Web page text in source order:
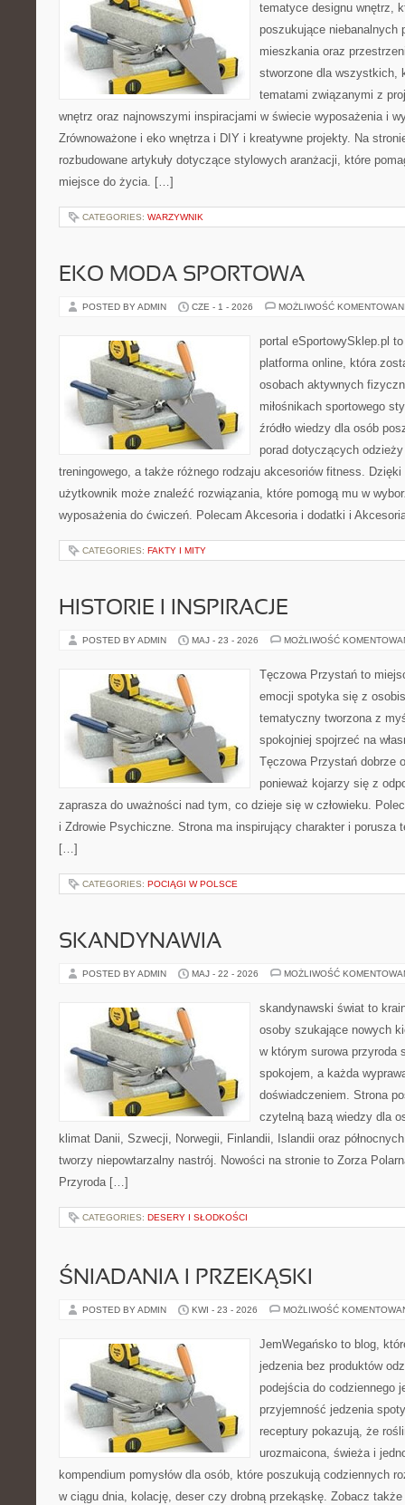
tematyce designu wnętrz,
poszukujące niebanalnych
mieszkania oraz
stworzone dla wszystkich,
tematami związanymi z
wnętrz oraz najnowszymi inspiracjami w świecie wyposażenia i
Zrównoważone i eko wnętrza i DIY i kreatywne projekty. Na
rozbudowane artykuły dotyczące stylowych aranżacji, które
miejsce do życia. […]
CATEGORIES: WARZYWNIK
EKO MODA SPORTOWA
POSTED BY ADMIN CZE - 1 - 2026 MOŻLIWOŚĆ
portal eSportowySklep.pl
platforma online, która
osobach aktywnych
miłośnikach sportowego
źródło wiedzy dla osób
porad dotyczących
treningowego, a także różnego rodzaju akcesoriów fitness.
użytkownik może znaleźć rozwiązania, które pomogą mu w
wyposażenia do ćwiczeń. Polecam Akcesoria i dodatki i
CATEGORIES: FAKTY I MITY
HISTORIE I INSPIRACJE
POSTED BY ADMIN MAJ - 23 - 2026 MOŻLIWOŚĆ
Tęczowa Przystań to
emocji spotyka się z
tematyczny tworzona z
spokojniej spojrzeć na
Tęczowa Przystań dobrze
ponieważ kojarzy się z
zaprasza do uważności nad tym, co dzieje się w człowieku.
i Zdrowie Psychiczne. Strona ma inspirujący charakter i porusza
[…]
CATEGORIES: POCIĄGI W POLSCE
SKANDYNAWIA
POSTED BY ADMIN MAJ - 22 - 2026 MOŻLIWOŚĆ
skandynawski świat to
osoby szukające nowych
w którym surowa przyroda
spokojem, a każda
doświadczeniem. Strona
czytelną bazą wiedzy dla
klimat Danii, Szwecji, Norwegii, Finlandii, Islandii oraz
tworzy niepowtarzalny nastrój. Nowości na stronie to Zorza
Przyroda […]
CATEGORIES: DESERY I SŁODKOŚCI
ŚNIADANIA I PRZEKĄSKI
POSTED BY ADMIN KWI - 23 - 2026 MOŻLIWOŚĆ
JemWegańsko to blog,
jedzenia bez produktów
podejścia do codziennego
przyjemność jedzenia
receptury pokazują, że
urozmaicona, świeża i
kompendium pomysłów dla osób, które poszukują codziennych
w ciągu dnia, kolację, deser czy drobną przekąskę. Zobacz